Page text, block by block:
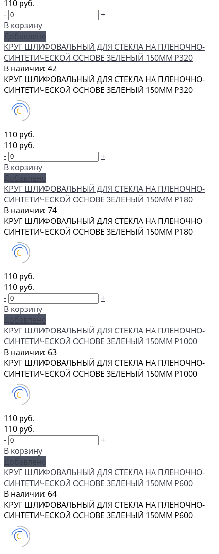
110 руб.
-
+
В корзину
Добавлено
КРУГ ШЛИФОВАЛЬНЫЙ ДЛЯ СТЕКЛА НА ПЛЕНОЧНО-
СИНТЕТИЧЕСКОЙ ОСНОВЕ ЗЕЛЕНЫЙ 150ММ Р320
В наличии: 42
КРУГ ШЛИФОВАЛЬНЫЙ ДЛЯ СТЕКЛА НА ПЛЕНОЧНО-
СИНТЕТИЧЕСКОЙ ОСНОВЕ ЗЕЛЕНЫЙ 150ММ Р320
110 руб.
110 руб.
-
+
В корзину
Добавлено
КРУГ ШЛИФОВАЛЬНЫЙ ДЛЯ СТЕКЛА НА ПЛЕНОЧНО-
СИНТЕТИЧЕСКОЙ ОСНОВЕ ЗЕЛЕНЫЙ 150ММ Р180
В наличии: 74
КРУГ ШЛИФОВАЛЬНЫЙ ДЛЯ СТЕКЛА НА ПЛЕНОЧНО-
СИНТЕТИЧЕСКОЙ ОСНОВЕ ЗЕЛЕНЫЙ 150ММ Р180
110 руб.
110 руб.
-
+
В корзину
Добавлено
КРУГ ШЛИФОВАЛЬНЫЙ ДЛЯ СТЕКЛА НА ПЛЕНОЧНО-
СИНТЕТИЧЕСКОЙ ОСНОВЕ ЗЕЛЕНЫЙ 150ММ Р1000
В наличии: 63
КРУГ ШЛИФОВАЛЬНЫЙ ДЛЯ СТЕКЛА НА ПЛЕНОЧНО-
СИНТЕТИЧЕСКОЙ ОСНОВЕ ЗЕЛЕНЫЙ 150ММ Р1000
110 руб.
110 руб.
-
+
В корзину
Добавлено
КРУГ ШЛИФОВАЛЬНЫЙ ДЛЯ СТЕКЛА НА ПЛЕНОЧНО-
СИНТЕТИЧЕСКОЙ ОСНОВЕ ЗЕЛЕНЫЙ 150ММ Р600
В наличии: 64
КРУГ ШЛИФОВАЛЬНЫЙ ДЛЯ СТЕКЛА НА ПЛЕНОЧНО-
СИНТЕТИЧЕСКОЙ ОСНОВЕ ЗЕЛЕНЫЙ 150ММ Р600